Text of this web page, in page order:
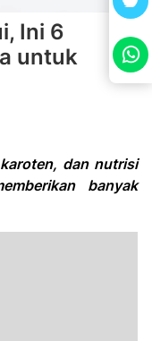
Ini 6
untuk
dan nutrisi
banyak